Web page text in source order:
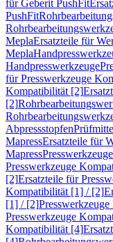
für Geberit PushFit
PushFit
MeplaErsatzteile für
Mepla
Handpresswerkzeuge
für Presswerkzeuge
Kompatibilität [2]
[2]
Abpressstopfen
MapressErsatzteile für
Mapress
Presswerkzeuge
[2]Ersatzteile für
Kompatibilität [1] / [2]
[1] / [2]
Presswerkzeuge
Kompatibilität [4]